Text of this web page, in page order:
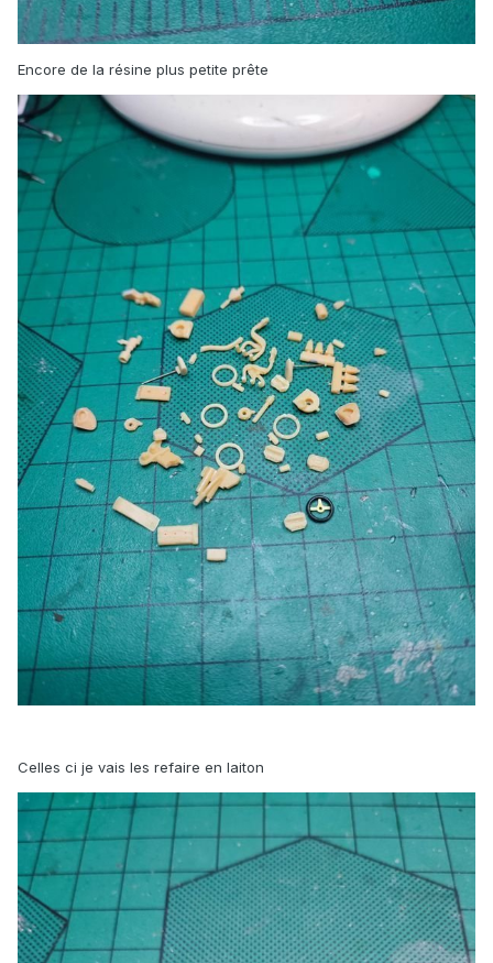
Encore de la résine plus petite prête
Celles ci je vais les refaire en laiton